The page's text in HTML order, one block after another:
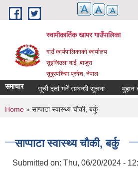
Skip to main content
स्वामीकार्तिक खापर गाउँपालिका
गाउँ कार्यपालिकाकाे कार्यालय
सुइजिउला वाई ,बाजुरा
सुदुरपश्चिम प्रदेश, नेपाल
समाचार
माैजुदा सूची दर्ता गर्ने सम्बन्धी सूचना मुहान
You are here
Home » साप्पाटा स्वास्थ्य चौकी, बर्कु
साप्पाटा स्वास्थ्य चौकी, बर्कु
Submitted on: Thu, 06/20/2024 -